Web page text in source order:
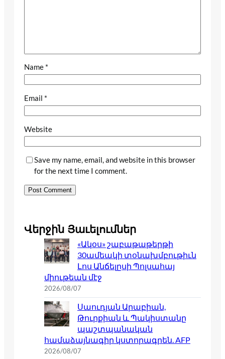
Name *
Email *
Website
Save my name, email, and website in this browser
for the next time I comment.
Վերջին Յաւելումներ
«Ակօս» շաբաթաթերթի
30ամեակի տօնախմբութիւն
Լոս Անճելըսի Պոլսահայ
միութեան մէջ
2026/08/07
Սաուդյան Արաբիան,
Թուրքիան և Պակիստանը
պաշտպանական
համաձայնագիր կստորագրեն. AFP
2026/08/07